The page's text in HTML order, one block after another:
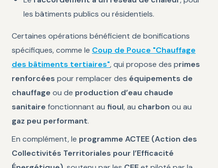
les bâtiments publics ou résidentiels.
Certaines opérations bénéficient de bonifications
spécifiques, comme le Coup de Pouce "Chauffage
des bâtiments tertiaires", qui propose des primes
renforcées pour remplacer des équipements de
chauffage ou de production d’eau chaude
sanitaire fonctionnant au fioul, au charbon ou au
gaz peu performant.
En complément, le programme ACTEE (Action des
Collectivités Territoriales pour l’Efficacité